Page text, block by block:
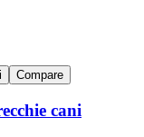
Compare
cani